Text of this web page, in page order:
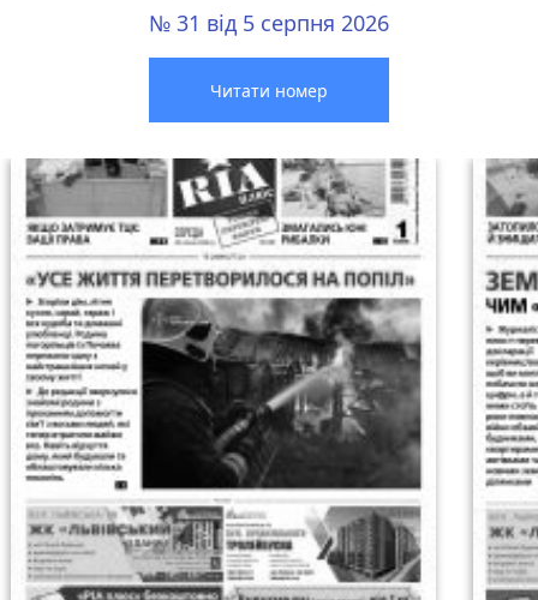
№ 31 від 5 серпня 2026
Читати номер